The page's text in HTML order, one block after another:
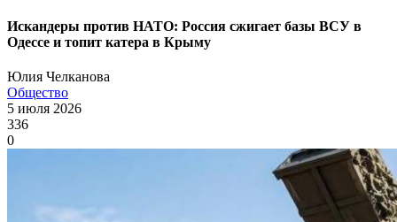
Искандеры против НАТО: Россия сжигает базы ВСУ в
Одессе и топит катера в Крыму
Юлия Челканова
Общество
5 июля 2026
336
0